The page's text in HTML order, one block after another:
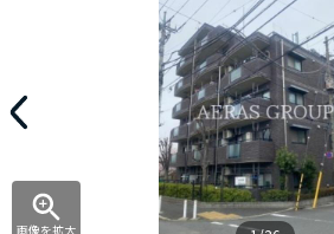
画像を拡大